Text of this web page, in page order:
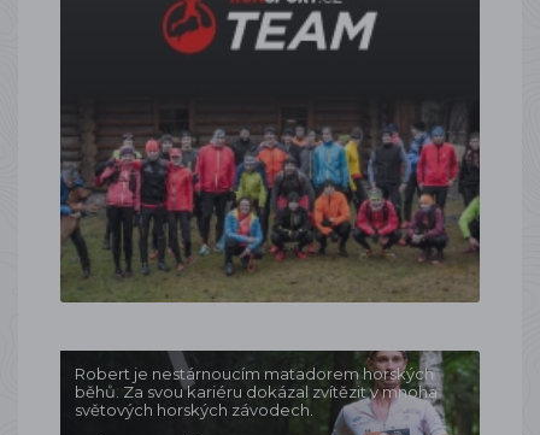
Robert je nestárnoucím matadorem horských
běhů. Za svou kariéru dokázal zvítězit v mnoha
světových horských závodech.